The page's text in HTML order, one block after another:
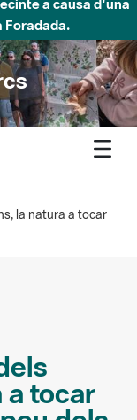
a causa d'una
Foradada.
la natura a tocar
a tocar